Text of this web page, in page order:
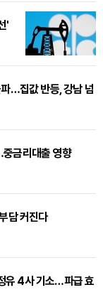
'
…집값 반등, 강남 넘
금리대출 영향
담 커진다
유 4사 기소…파급 효